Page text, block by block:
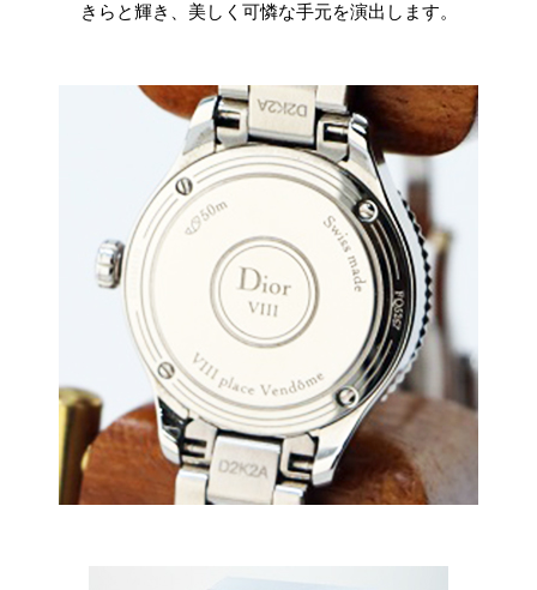
きらと輝き、美しく可憐な手元を演出します。